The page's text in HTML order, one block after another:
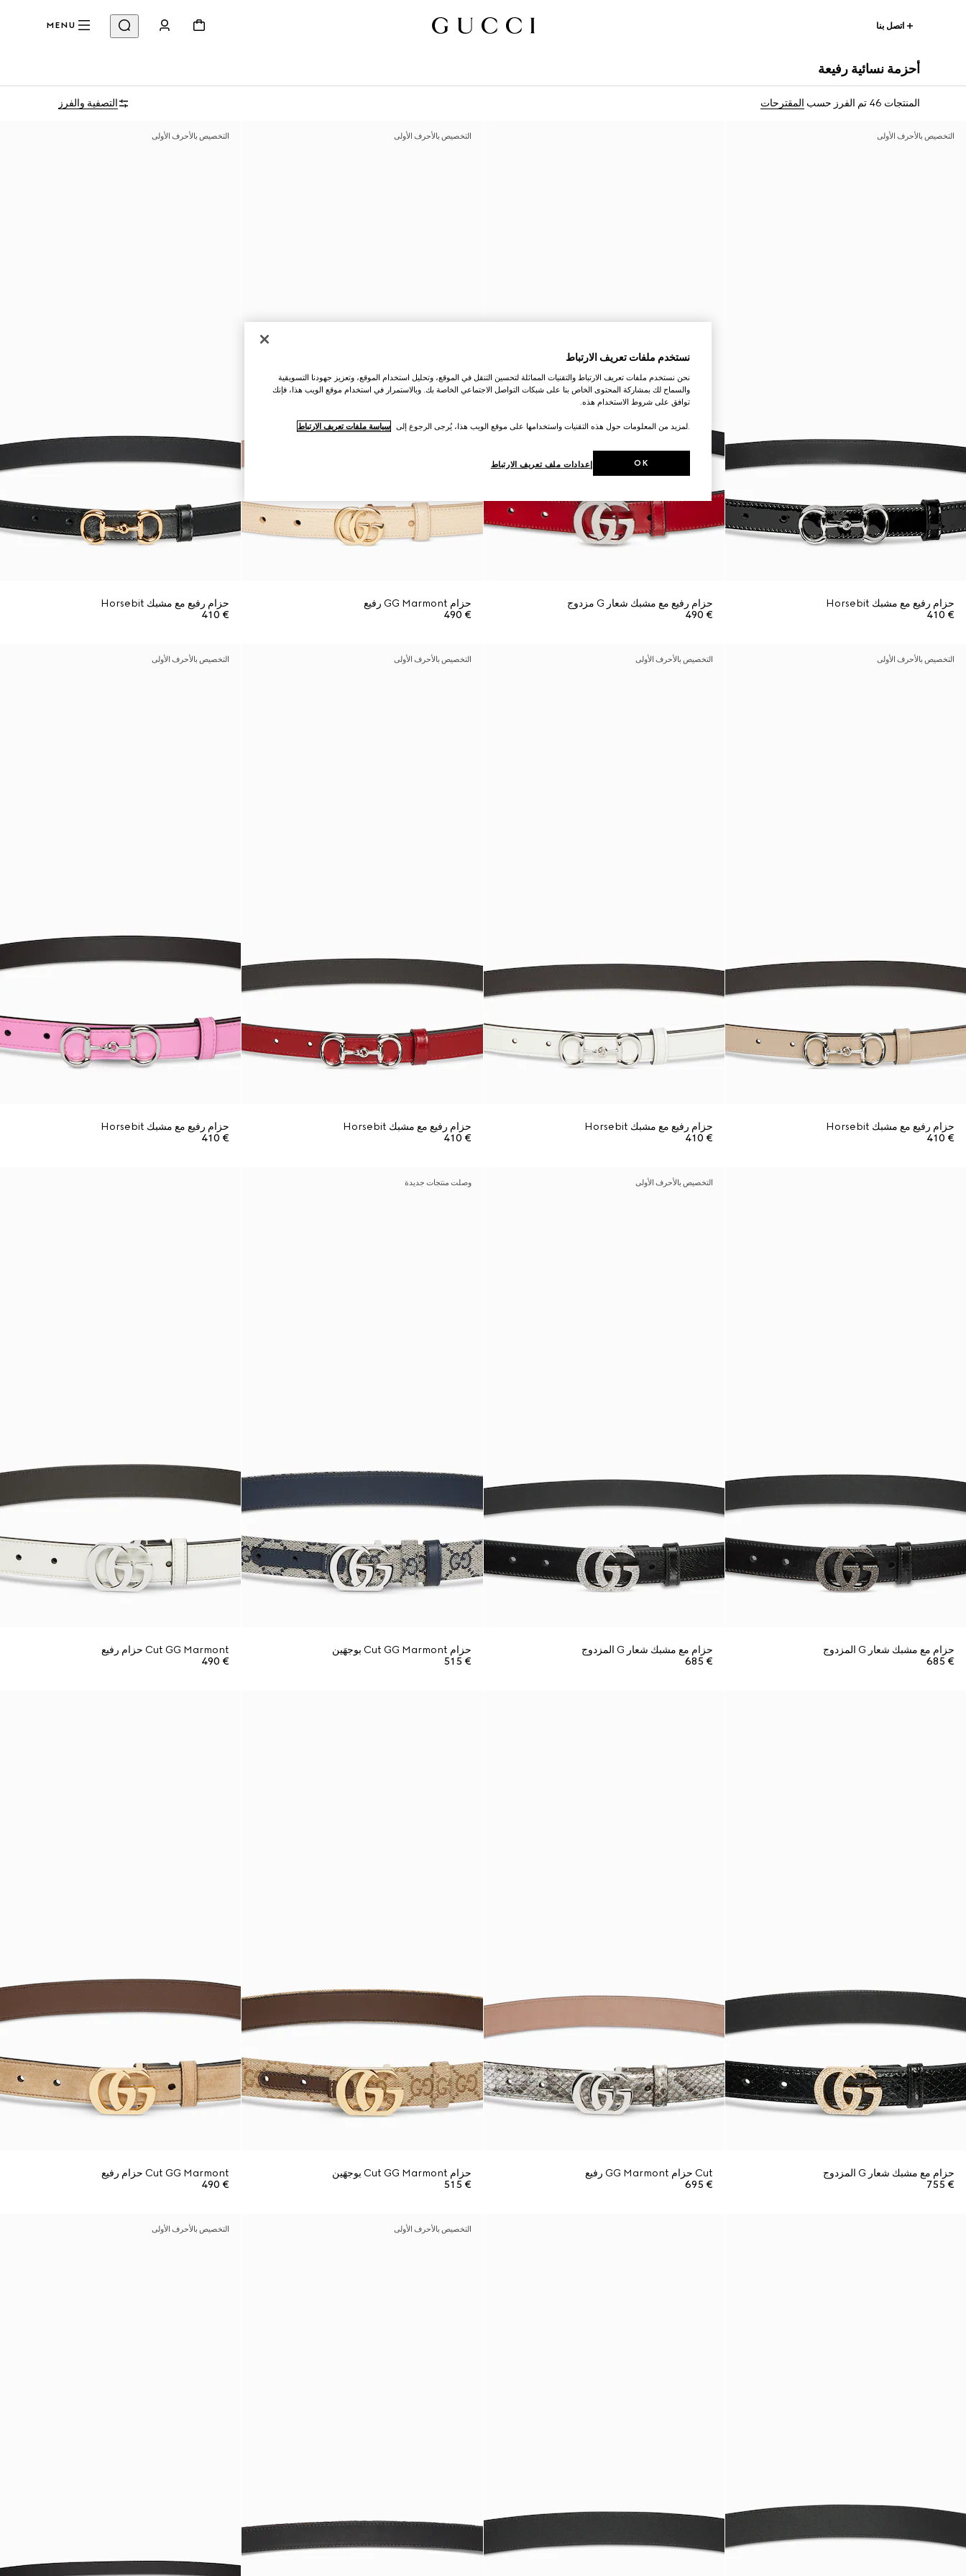
اتصل بنا MENU
أحزمة نسائية رفيعة
المنتجات 46 تم الفرز حسب المقترحات التصفية والفرز
التخصيص بالأحرف الأولى
حزام رفيع مع مشبك Horsebit
€ 410
حزام رفيع مع مشبك شعار G مزدوج
€ 490
التخصيص بالأحرف الأولى
حزام GG Marmont رفيع
€ 490
التخصيص بالأحرف الأولى
حزام رفيع مع مشبك Horsebit
€ 410
التخصيص بالأحرف الأولى
حزام رفيع مع مشبك Horsebit
€ 410
التخصيص بالأحرف الأولى
حزام رفيع مع مشبك Horsebit
€ 410
التخصيص بالأحرف الأولى
حزام رفيع مع مشبك Horsebit
€ 410
التخصيص بالأحرف الأولى
حزام رفيع مع مشبك Horsebit
€ 410
حزام مع مشبك شعار G المزدوج
€ 685
التخصيص بالأحرف الأولى
حزام مع مشبك شعار G المزدوج
€ 685
وصلت منتجات جديدة
حزام Cut GG Marmont بوجهَين
€ 515
Cut GG Marmont حزام رفيع
€ 490
حزام مع مشبك شعار G المزدوج
€ 755
Cut حزام GG Marmont رفيع
€ 695
حزام Cut GG Marmont بوجهَين
€ 515
Cut GG Marmont حزام رفيع
€ 490
التخصيص بالأحرف الأولى التخصيص بالأحرف الأولى
نستخدم ملفات تعريف الارتباط
نحن نستخدم ملفات تعريف الارتباط والتقنيات المماثلة لتحسين التنقل في الموقع، وتحليل استخدام الموقع، وتعزيز جهودنا التسويقية
والسماح لك بمشاركة المحتوى الخاص بنا على شبكات التواصل الاجتماعي الخاصة بك. وبالاستمرار في استخدام موقع الويب هذا، فإنك
توافق على شروط الاستخدام هذه.
.لمزيد من المعلومات حول هذه التقنيات واستخدامها على موقع الويب هذا، يُرجى الرجوع إلى سياسة ملفات تعريف الارتباط
إعدادات ملف تعريف الارتباط OK